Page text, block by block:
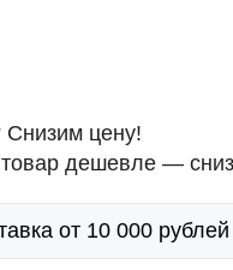
цену!
дешевле —
от 10 000